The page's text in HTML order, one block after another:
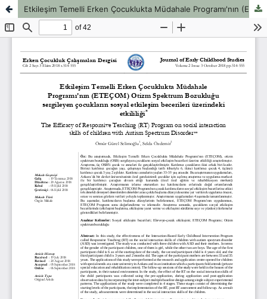
Etkileşim Temelli Erken Çocuklukta Müdahale Programı'nın (ETEÇOM) Otizm Spektrum Bozukluğu sergileyen çocukların sosyal etkileşim becerileri üzerindeki etkililiği